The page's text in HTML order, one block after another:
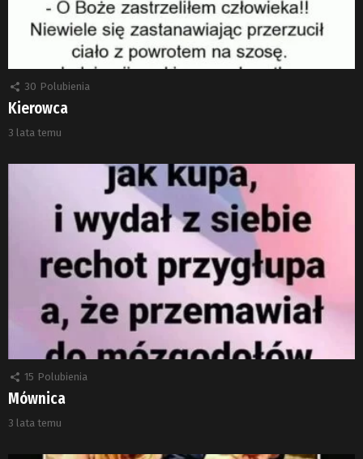
30 Polubienia
Kierowca
3 lata temu
15 Polubienia
Mównica
3 lata temu